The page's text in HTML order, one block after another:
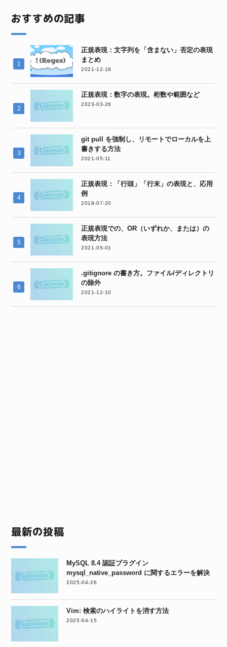
おすすめの記事
正規表現：文字列を「含まない」否定の表現
まとめ
2021-12-18
正規表現：数字の表現。桁数や範囲など
2023-03-26
git pull を強制し、リモートでローカルを上
書きする方法
2021-05-11
正規表現：「行頭」「行末」の表現と、応用
例
2018-07-20
正規表現での、OR（いずれか、または）の
表現方法
2021-05-01
.gitignore の書き方。ファイル/ディレクトリ
の除外
2021-12-10
最新の投稿
MySQL 8.4 認証プラグイン
mysql_native_password に関するエラーを解決
2025-04-26
Vim: 検索のハイライトを消す方法
2025-04-15